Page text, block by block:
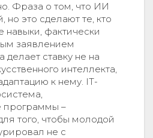
Фраза о том, что ИИ
но это сделают те, кто
фактически
заявлением
делает ставку не на
интеллекта,
к нему. IT-
программы –
того, чтобы молодой
не с